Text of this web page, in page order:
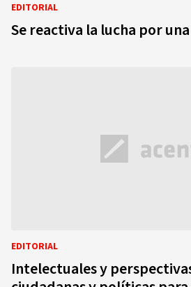
EDITORIAL
Se reactiva la lucha por
EDITORIAL
Intelectuales y